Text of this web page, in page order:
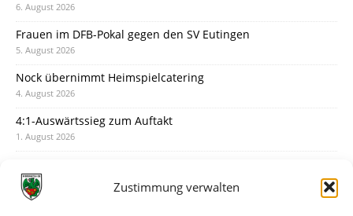
Zustimmung verwalten
6. August 2026
Frauen im DFB-Pokal gegen den SV Eutingen
5. August 2026
Nock übernimmt Heimspielcatering
4. August 2026
4:1-Auswärtssieg zum Auftakt
1. August 2026
31. Juli 2026